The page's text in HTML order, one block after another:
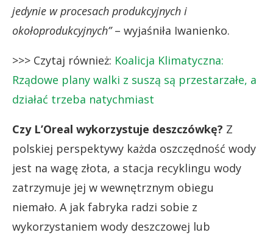
jedynie w procesach produkcyjnych i
okołoprodukcyjnych”– wyjaśniła Iwanienko.
>>> Czytaj również: Koalicja Klimatyczna:
Rządowe plany walki z suszą są przestarzałe, a
działać trzeba natychmiast
Czy L’Oreal wykorzystuje deszczówkę? Z
polskiej perspektywy każda oszczędność wody
jest na wagę złota, a stacja recyklingu wody
zatrzymuje jej w wewnętrznym obiegu
niemało. A jak fabryka radzi sobie z
wykorzystaniem wody deszczowej lub